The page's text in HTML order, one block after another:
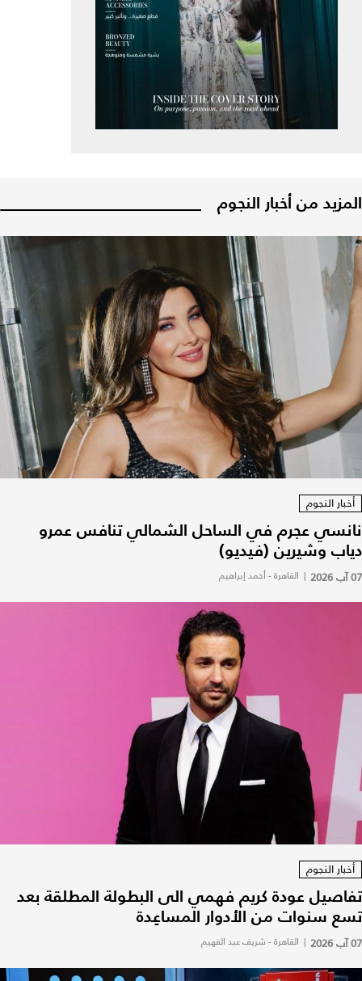
المزيد من أخبار النجوم
أخبار النجوم
نانسي عجرم في الساحل الشمالي تنافس عمرو
دياب وشيرين (فيديو)
07 آب 2026 | القاهرة - أحمد إبراهيم
أخبار النجوم
تفاصيل عودة كريم فهمي الى البطولة المطلقة بعد
تسع سنوات من الأدوار المساعِدة
07 آب 2026 | القاهرة - شريف عبد الفهيم